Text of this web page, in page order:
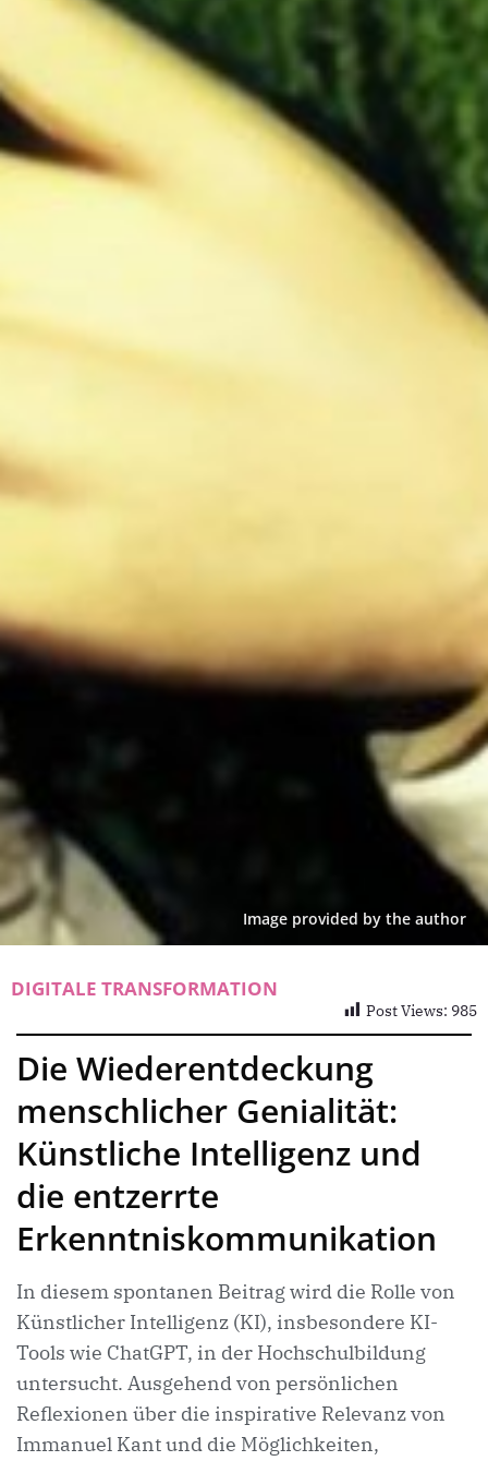
Image provided by the author
DIGITALE TRANSFORMATION
Post Views: 985
Die Wiederentdeckung
menschlicher Genialität:
Künstliche Intelligenz und
die entzerrte
Erkenntniskommunikation
In diesem spontanen Beitrag wird die Rolle von
Künstlicher Intelligenz (KI), insbesondere KI-
Tools wie ChatGPT, in der Hochschulbildung
untersucht. Ausgehend von persönlichen
Reflexionen über die inspirative Relevanz von
Immanuel Kant und die Möglichkeiten,